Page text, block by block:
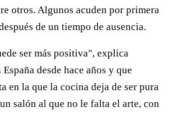
otros. Algunos acuden por primera
de un tiempo de ausencia.
ser más positiva", explica
desde hace años y que
en la que la cocina deja de ser pura
salón al que no le falta el arte, con